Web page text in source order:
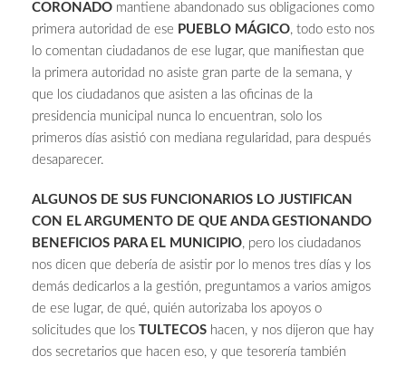
CORONADO mantiene abandonado sus obligaciones como
primera autoridad de ese PUEBLO MÁGICO, todo esto nos
lo comentan ciudadanos de ese lugar, que manifiestan que
la primera autoridad no asiste gran parte de la semana, y
que los ciudadanos que asisten a las oficinas de la
presidencia municipal nunca lo encuentran, solo los
primeros días asistió con mediana regularidad, para después
desaparecer.
ALGUNOS DE SUS FUNCIONARIOS LO JUSTIFICAN
CON EL ARGUMENTO DE QUE ANDA GESTIONANDO
BENEFICIOS PARA EL MUNICIPIO, pero los ciudadanos
nos dicen que debería de asistir por lo menos tres días y los
demás dedicarlos a la gestión, preguntamos a varios amigos
de ese lugar, de qué, quién autorizaba los apoyos o
solicitudes que los TULTECOS hacen, y nos dijeron que hay
dos secretarios que hacen eso, y que tesorería también